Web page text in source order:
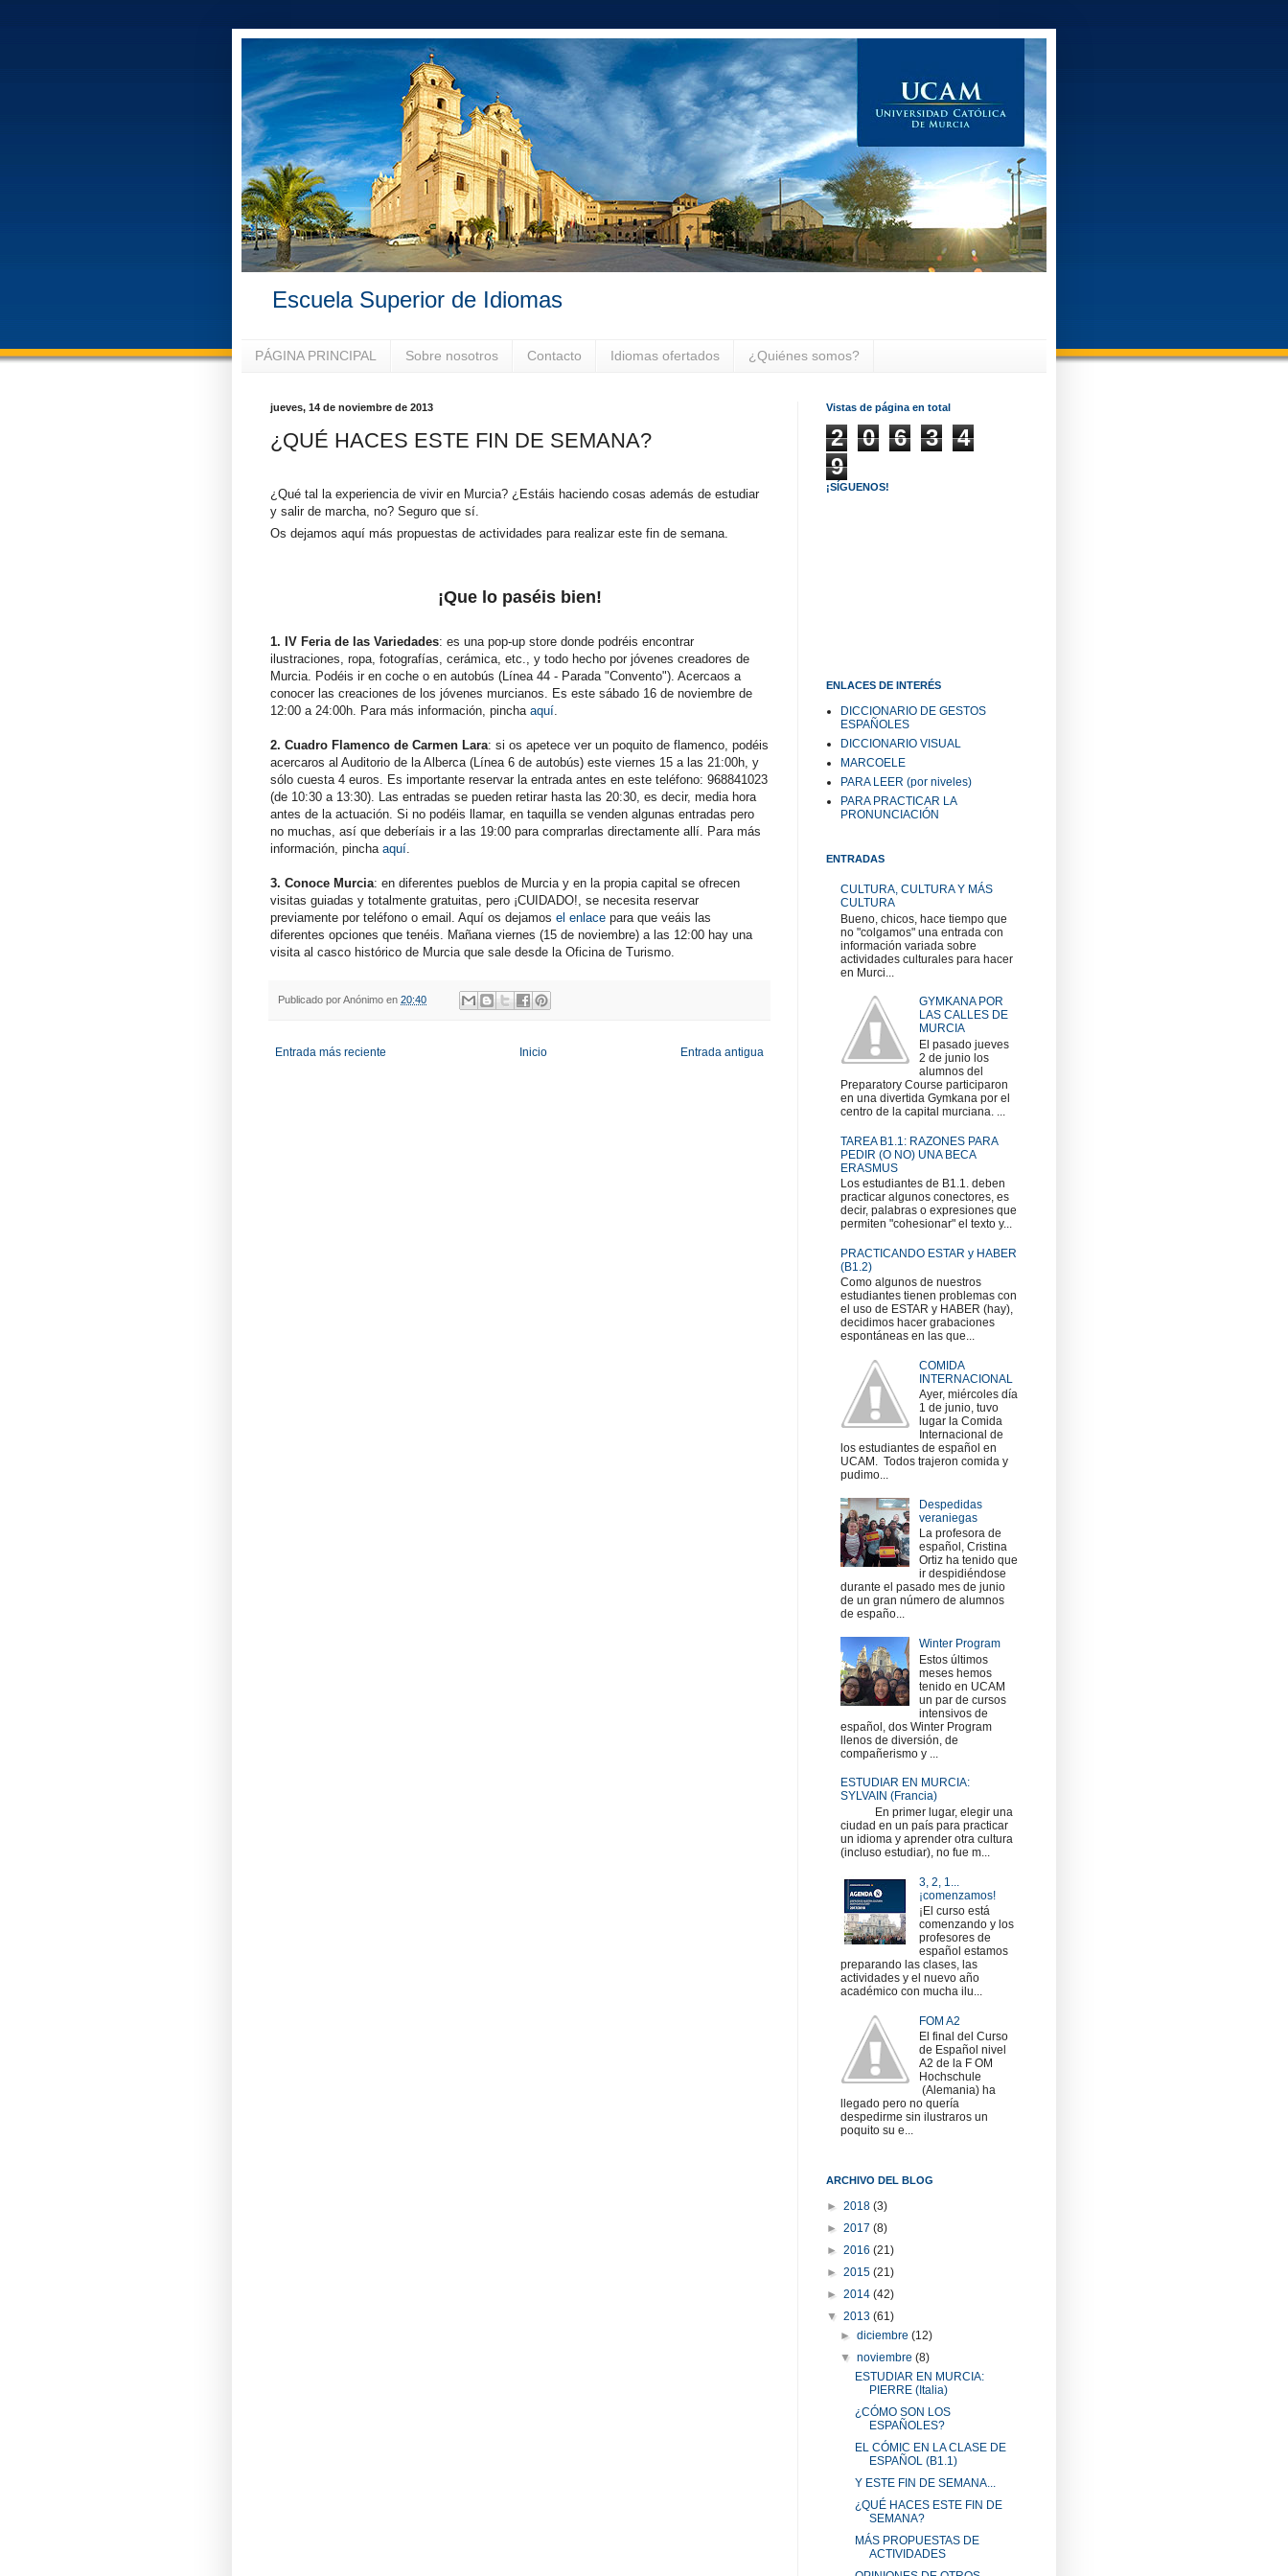
Escuela Superior de Idiomas
PÁGINA PRINCIPAL Sobre nosotros Contacto Idiomas ofertados ¿Quiénes somos?
jueves, 14 de noviembre de 2013
¿QUÉ HACES ESTE FIN DE SEMANA?
¿Qué tal la experiencia de vivir en Murcia? ¿Estáis haciendo cosas además de estudiar
y salir de marcha, no? Seguro que sí.
Os dejamos aquí más propuestas de actividades para realizar este fin de semana.
¡Que lo paséis bien!
1. IV Feria de las Variedades: es una pop-up store donde podréis encontrar
ilustraciones, ropa, fotografías, cerámica, etc., y todo hecho por jóvenes creadores de
Murcia. Podéis ir en coche o en autobús (Línea 44 - Parada "Convento"). Acercaos a
conocer las creaciones de los jóvenes murcianos. Es este sábado 16 de noviembre de
12:00 a 24:00h. Para más información, pincha aquí.
2. Cuadro Flamenco de Carmen Lara: si os apetece ver un poquito de flamenco, podéis
acercaros al Auditorio de la Alberca (Línea 6 de autobús) este viernes 15 a las 21:00h, y
sólo cuesta 4 euros. Es importante reservar la entrada antes en este teléfono: 968841023
(de 10:30 a 13:30). Las entradas se pueden retirar hasta las 20:30, es decir, media hora
antes de la actuación. Si no podéis llamar, en taquilla se venden algunas entradas pero
no muchas, así que deberíais ir a las 19:00 para comprarlas directamente allí. Para más
información, pincha aquí.
3. Conoce Murcia: en diferentes pueblos de Murcia y en la propia capital se ofrecen
visitas guiadas y totalmente gratuitas, pero ¡CUIDADO!, se necesita reservar
previamente por teléfono o email. Aquí os dejamos el enlace para que veáis las
diferentes opciones que tenéis. Mañana viernes (15 de noviembre) a las 12:00 hay una
visita al casco histórico de Murcia que sale desde la Oficina de Turismo.
Publicado porAnónimo en 20:40
Entrada más reciente Entrada antigua
Inicio
Vistas de página en total
2 0 6 3
4
9
¡SÍGUENOS!
ENLACES DE INTERÉS
DICCIONARIO DE GESTOS
ESPAÑOLES
DICCIONARIO VISUAL
MARCOELE
PARA LEER (por niveles)
PARA PRACTICAR LA
PRONUNCIACIÓN
ENTRADAS
CULTURA, CULTURA Y MÁS
CULTURA
Bueno, chicos, hace tiempo que
no "colgamos" una entrada con
información variada sobre
actividades culturales para hacer
en Murci...
GYMKANA POR
LAS CALLES DE
MURCIA
El pasado jueves
2 de junio los
alumnos del
Preparatory Course participaron
en una divertida Gymkana por el
centro de la capital murciana. ...
TAREA B1.1: RAZONES PARA
PEDIR (O NO) UNA BECA
ERASMUS
Los estudiantes de B1.1. deben
practicar algunos conectores, es
decir, palabras o expresiones que
permiten "cohesionar" el texto y...
PRACTICANDO ESTAR y HABER
(B1.2)
Como algunos de nuestros
estudiantes tienen problemas con
el uso de ESTAR y HABER (hay),
decidimos hacer grabaciones
espontáneas en las que...
COMIDA
INTERNACIONAL
Ayer, miércoles día
1 de junio, tuvo
lugar la Comida
Internacional de
los estudiantes de español en
UCAM. Todos trajeron comida y
pudimo...
Despedidas
veraniegas
La profesora de
español, Cristina
Ortiz ha tenido que
ir despidiéndose
durante el pasado mes de junio
de un gran número de alumnos
de españo...
Winter Program
Estos últimos
meses hemos
tenido en UCAM
un par de cursos
intensivos de
español, dos Winter Program
llenos de diversión, de
compañerismo y ...
ESTUDIAR EN MURCIA:
SYLVAIN (Francia)
En primer lugar, elegir una
ciudad en un país para practicar
un idioma y aprender otra cultura
(incluso estudiar), no fue m...
3, 2, 1...
¡comenzamos!
¡El curso está
comenzando y los
profesores de
español estamos
preparando las clases, las
actividades y el nuevo año
académico con mucha ilu...
FOM A2
El final del Curso
de Español nivel
A2 de la F OM
Hochschule
(Alemania) ha
llegado pero no quería
despedirme sin ilustraros un
poquito su e...
ARCHIVO DEL BLOG
► 2018 (3)
► 2017 (8)
► 2016 (21)
► 2015 (21)
► 2014 (42)
▼ 2013 (61)
►diciembre(12)
▼noviembre(8)
ESTUDIAR EN MURCIA:
PIERRE (Italia)
¿CÓMO SON LOS
ESPAÑOLES?
EL CÓMIC EN LA CLASE DE
ESPAÑOL (B1.1)
Y ESTE FIN DE SEMANA...
¿QUÉ HACES ESTE FIN DE
SEMANA?
MÁS PROPUESTAS DE
ACTIVIDADES